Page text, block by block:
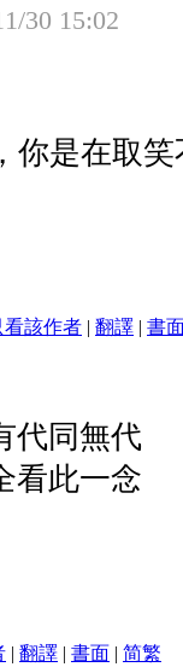
30 15:02
你是在取
看該作者 | 翻譯 | 書
代同無代
看此一念
| 翻譯 | 書面 | 简繁